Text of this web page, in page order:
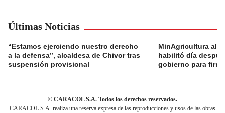
Últimas Noticias
“Estamos ejerciendo nuestro derecho
a la defensa”, alcaldesa de Chivor tras
suspensión provisional
MinAgricultura
habilitó día
gobierno para
© CARACOL S.A. Todos los derechos reservados.
CARACOL S.A. realiza una reserva expresa de las reproducciones y usos de las obras